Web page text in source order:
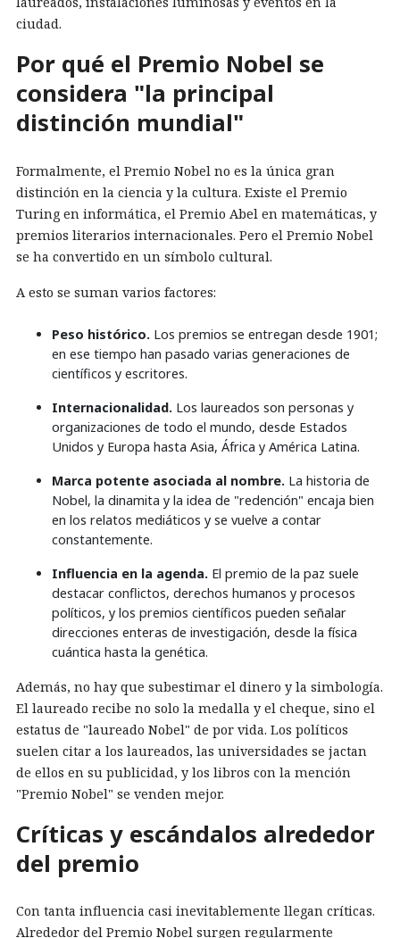
ciudad.
Por qué el Premio Nobel se
considera "la principal
distinción mundial"
Formalmente, el Premio Nobel no es la única gran
distinción en la ciencia y la cultura. Existe el Premio
Turing en informática, el Premio Abel en matemáticas, y
premios literarios internacionales. Pero el Premio Nobel
se ha convertido en un símbolo cultural.
A esto se suman varios factores:
Peso histórico. Los premios se entregan desde 1901;
en ese tiempo han pasado varias generaciones de
científicos y escritores.
Internacionalidad. Los laureados son personas y
organizaciones de todo el mundo, desde Estados
Unidos y Europa hasta Asia, África y América Latina.
Marca potente asociada al nombre. La historia de
Nobel, la dinamita y la idea de "redención" encaja bien
en los relatos mediáticos y se vuelve a contar
constantemente.
Influencia en la agenda. El premio de la paz suele
destacar conflictos, derechos humanos y procesos
políticos, y los premios científicos pueden señalar
direcciones enteras de investigación, desde la física
cuántica hasta la genética.
Además, no hay que subestimar el dinero y la simbología.
El laureado recibe no solo la medalla y el cheque, sino el
estatus de "laureado Nobel" de por vida. Los políticos
suelen citar a los laureados, las universidades se jactan
de ellos en su publicidad, y los libros con la mención
"Premio Nobel" se venden mejor.
Críticas y escándalos alrededor
del premio
Con tanta influencia casi inevitablemente llegan críticas.
Alrededor del Premio Nobel surgen regularmente